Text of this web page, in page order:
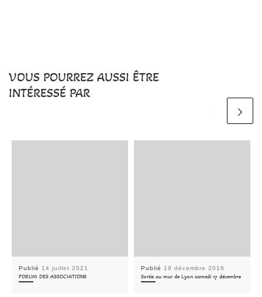
VOUS POURREZ AUSSI ÊTRE
INTÉRESSÉ PAR
Publié 14 juillet 2021
FORUM DES ASSOCIATIONS
Publié 19 décembre 2016
Sortie au mur de Lyon samedi 17 décembre